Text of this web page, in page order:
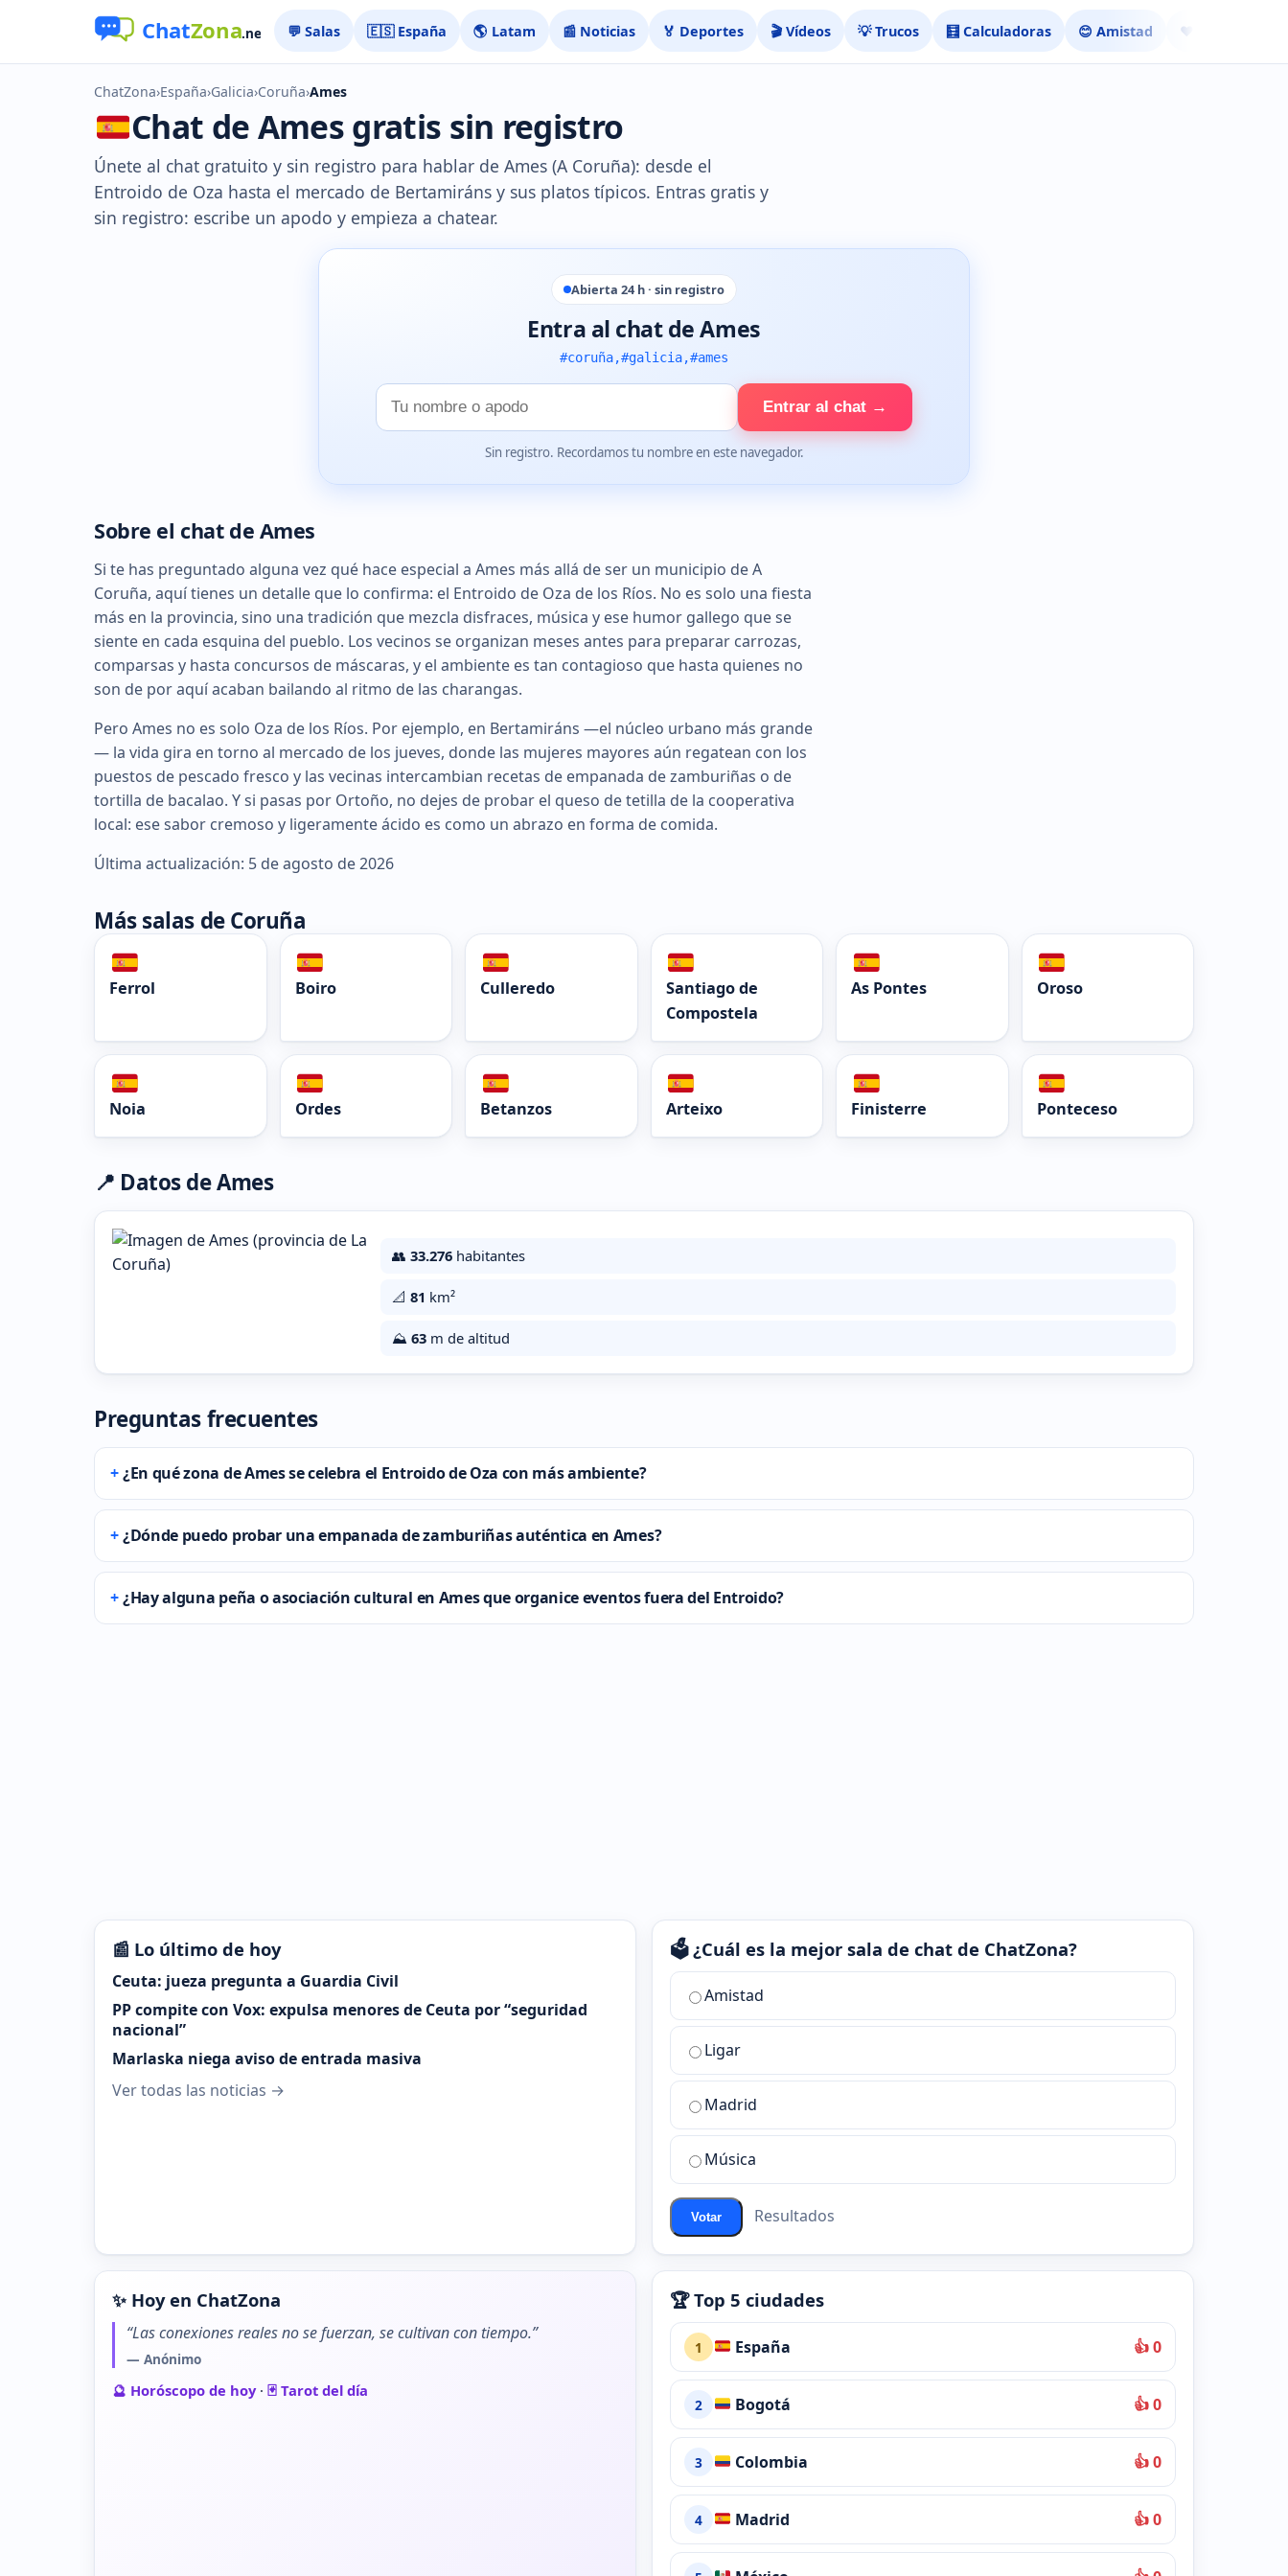
💬 Salas 🇪🇸 España 🌎 Latam 📰 Noticias 🏅 Deportes 🎬 Vídeos 💡 Trucos 🧮 Calculadoras 😊 Amistad ❤️ Ligar
ChatZona›España›Galicia›Coruña›Ames
Chat de Ames gratis sin registro
Únete al chat gratuito y sin registro para hablar de Ames (A Coruña): desde el
Entroido de Oza hasta el mercado de Bertamiráns y sus platos típicos. Entras gratis y
sin registro: escribe un apodo y empieza a chatear.
Abierta 24 h · sin registro
Entra al chat de Ames
#coruña,#galicia,#ames
Tu
nombre
Entrar al chat →
Sin registro. Recordamos tu nombre en este navegador.
Sobre el chat de Ames
Si te has preguntado alguna vez qué hace especial a Ames más allá de ser un municipio de A
Coruña, aquí tienes un detalle que lo confirma: el Entroido de Oza de los Ríos. No es solo una fiesta
más en la provincia, sino una tradición que mezcla disfraces, música y ese humor gallego que se
siente en cada esquina del pueblo. Los vecinos se organizan meses antes para preparar carrozas,
comparsas y hasta concursos de máscaras, y el ambiente es tan contagioso que hasta quienes no
son de por aquí acaban bailando al ritmo de las charangas.
Pero Ames no es solo Oza de los Ríos. Por ejemplo, en Bertamiráns —el núcleo urbano más grande
— la vida gira en torno al mercado de los jueves, donde las mujeres mayores aún regatean con los
puestos de pescado fresco y las vecinas intercambian recetas de empanada de zamburiñas o de
tortilla de bacalao. Y si pasas por Ortoño, no dejes de probar el queso de tetilla de la cooperativa
local: ese sabor cremoso y ligeramente ácido es como un abrazo en forma de comida.
Última actualización: 5 de agosto de 2026
Más salas de Coruña
Ferrol Boiro Culleredo
Santiago de
Compostela
As Pontes Oroso
Noia Ordes Betanzos Arteixo Finisterre Ponteceso
📍 Datos de Ames
👥 33.276 habitantes
📐 81 km²
⛰️ 63 m de altitud
Preguntas frecuentes
¿En qué zona de Ames se celebra el Entroido de Oza con más ambiente?
¿Dónde puedo probar una empanada de zamburiñas auténtica en Ames?
¿Hay alguna peña o asociación cultural en Ames que organice eventos fuera del Entroido?
📰 Lo último de hoy
Ceuta: jueza pregunta a Guardia Civil
PP compite con Vox: expulsa menores de Ceuta por “seguridad
nacional”
Marlaska niega aviso de entrada masiva
Ver todas las noticias →
🗳️ ¿Cuál es la mejor sala de chat de ChatZona?
¿Cuál
la
mejor
sala
chat
ChatZona?
Amistad
Ligar
Madrid
Música
Votar Resultados
✨ Hoy en ChatZona
“Las conexiones reales no se fuerzan, se cultivan con tiempo.”
— Anónimo
🔮 Horóscopo de hoy· 🃏 Tarot del día
🏆 Top 5 ciudades
1 España 👍 0
2 Bogotá 👍 0
3 Colombia 👍 0
4 Madrid 👍 0